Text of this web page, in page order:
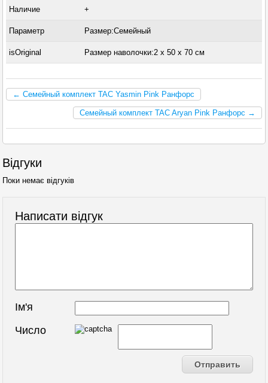
Наличие +
Параметр Размер:Семейный
isOriginal Размер наволочки:2 x 50 х 70 см
← Семейный комплект TAC Yasmin Pink Ранфорс
Семейный комплект TAC Aryan Pink Ранфорс →
Відгуки
Поки немає відгуків
Написати відгук
Ім'я
Число